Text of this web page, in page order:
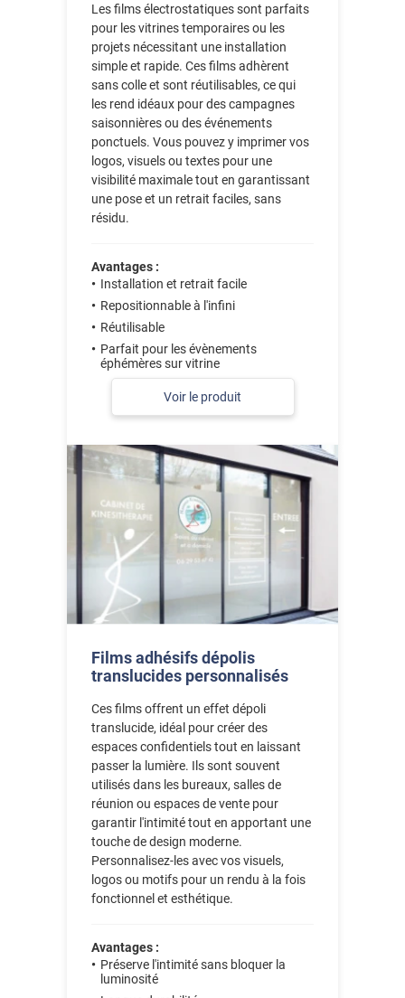
Les films électrostatiques sont parfaits
pour les vitrines temporaires ou les
projets nécessitant une installation
simple et rapide. Ces films adhèrent
sans colle et sont réutilisables, ce qui
les rend idéaux pour des campagnes
saisonnières ou des événements
ponctuels. Vous pouvez y imprimer vos
logos, visuels ou textes pour une
visibilité maximale tout en garantissant
une pose et un retrait faciles, sans
résidu.
Avantages :
Installation et retrait facile
Repositionnable à l'infini
Réutilisable
Parfait pour les évènements
éphémères sur vitrine
Voir le produit
Films adhésifs dépolis
translucides personnalisés
Ces films offrent un effet dépoli
translucide, idéal pour créer des
espaces confidentiels tout en laissant
passer la lumière. Ils sont souvent
utilisés dans les bureaux, salles de
réunion ou espaces de vente pour
garantir l'intimité tout en apportant une
touche de design moderne.
Personnalisez-les avec vos visuels,
logos ou motifs pour un rendu à la fois
fonctionnel et esthétique.
Avantages :
Préserve l'intimité sans bloquer la
luminosité